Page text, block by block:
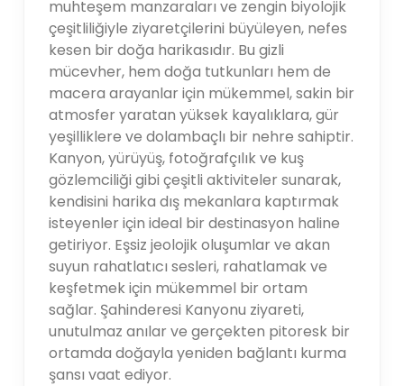
muhteşem manzaraları ve zengin biyolojik
çeşitliliğiyle ziyaretçilerini büyüleyen, nefes
kesen bir doğa harikasıdır. Bu gizli
mücevher, hem doğa tutkunları hem de
macera arayanlar için mükemmel, sakin bir
atmosfer yaratan yüksek kayalıklara, gür
yeşilliklere ve dolambaçlı bir nehre sahiptir.
Kanyon, yürüyüş, fotoğrafçılık ve kuş
gözlemciliği gibi çeşitli aktiviteler sunarak,
kendisini harika dış mekanlara kaptırmak
isteyenler için ideal bir destinasyon haline
getiriyor. Eşsiz jeolojik oluşumlar ve akan
suyun rahatlatıcı sesleri, rahatlamak ve
keşfetmek için mükemmel bir ortam
sağlar. Şahinderesi Kanyonu ziyareti,
unutulmaz anılar ve gerçekten pitoresk bir
ortamda doğayla yeniden bağlantı kurma
şansı vaat ediyor.